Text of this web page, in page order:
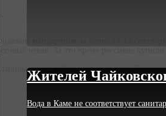
Жителей
Вода в Каме не соответствует
мандаринов за период с 12
чеков. За это время россияне
любят в Красноярском крае,